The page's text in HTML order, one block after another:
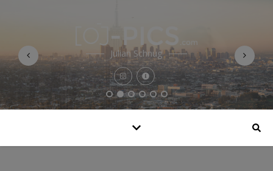
Julian Schnug